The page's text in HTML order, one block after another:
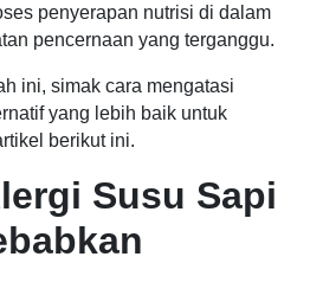
penyerapan nutrisi di dalam
pencernaan yang terganggu.
ini, simak cara mengatasi
yang lebih baik untuk
berikut ini.
Susu Sapi